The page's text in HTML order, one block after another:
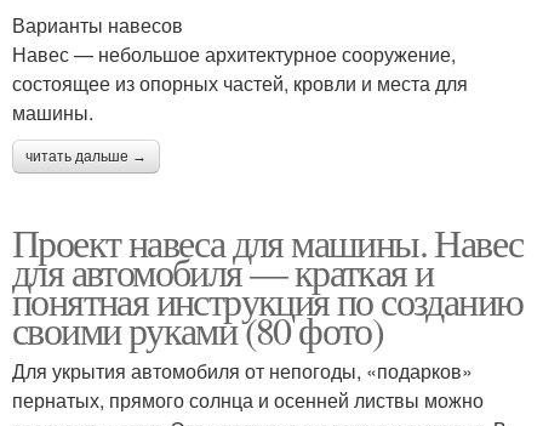
Варианты навесов
Навес — небольшое архитектурное сооружение,
состоящее из опорных частей, кровли и места для
машины.
читать дальше →
Проект навеса для машины. Навес
для автомобиля — краткая и
понятная инструкция по созданию
своими руками (80 фото)
Для укрытия автомобиля от непогоды, «подарков»
пернатых, прямого солнца и осенней листвы можно